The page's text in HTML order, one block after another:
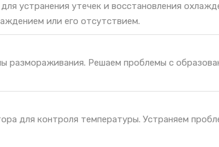
устранения утечек и восстановления
или его отсутствием.
размораживания. Решаем проблемы с
для контроля температуры. Устраняем